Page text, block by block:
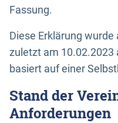
Fassung.
Diese Erklärung
zuletzt am 10.02.2023
basiert auf einer
Stand der
Anforderungen